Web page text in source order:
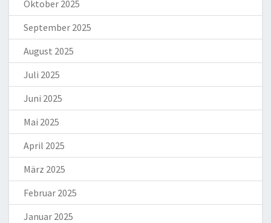
Oktober 2025
September 2025
August 2025
Juli 2025
Juni 2025
Mai 2025
April 2025
März 2025
Februar 2025
Januar 2025